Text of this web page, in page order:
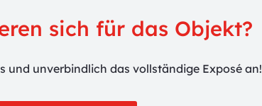
sich für das Objekt?
und unverbindlich das vollständige Exposé an!